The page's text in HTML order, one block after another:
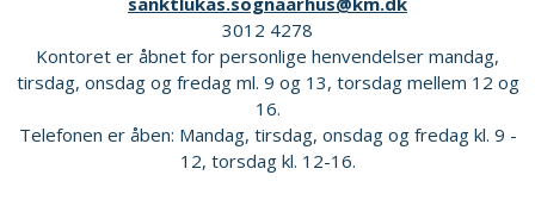
3012 4278
Kontoret er åbnet for personlige henvendelser mandag,
tirsdag, onsdag og fredag ml. 9 og 13, torsdag mellem 12 og
16.
Telefonen er åben: Mandag, tirsdag, onsdag og fredag kl. 9 -
12, torsdag kl. 12-16.